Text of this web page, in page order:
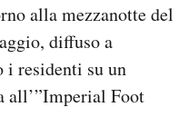
alla mezzanotte del
diffuso a
i residenti su un
all’”Imperial Foot